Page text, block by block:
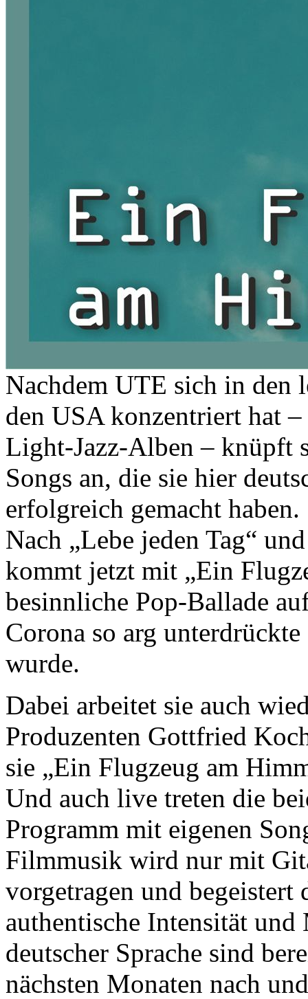
Nachdem UTE sich in den
den USA konzentriert hat
Light-Jazz-Alben – knüpft
Songs an, die sie hier
erfolgreich gemacht haben.
Nach „Lebe jeden Tag“
kommt jetzt mit „Ein
besinnliche Pop-Ballade
Corona so arg
wurde.
Dabei arbeitet sie auch
Produzenten Gottfried
sie „Ein Flugzeug am
Und auch live treten die
Programm mit eigenen
Filmmusik wird nur mit
vorgetragen und begeistert
authentische Intensität
deutscher Sprache sind
nächsten Monaten nach